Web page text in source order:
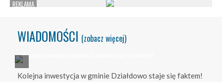
WIADOMOŚCI (zobacz więcej)
Kolejna inwestycja w gminie Działdowo staje się faktem!